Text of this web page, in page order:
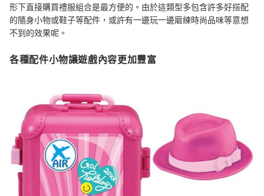
形下直接購買禮服組合是最方便的。由於這類型多包含許多好搭配
的隨身小物或鞋子等配件，或許有一邊玩一邊磨練時尚品味等意想
不到的效果呢。
各種配件小物讓遊戲內容更加豐富